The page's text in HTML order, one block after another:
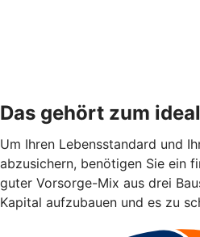
Das gehört zum
Um Ihren Lebensstandard und
abzusichern, benötigen Sie ein
guter Vorsorge-Mix aus drei
Kapital aufzubauen und es zu